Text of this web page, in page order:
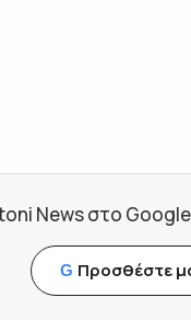
News στο Google
G Προσθέστε